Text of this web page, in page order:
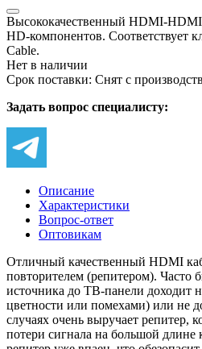
Высококачественный HDMI-HDMI
HD-компонентов. Соответствует
Cable.
Нет в наличии
Срок поставки: Снят с
Задать вопрос специалисту:
Описание
Характеристики
Вопрос-ответ
Оптовикам
Отличный качественный HDMI
повторителем (репитером). Часто
источника до ТВ-панели доходит
цветности или помехами) или не
случаях очень выручает репитер,
потери сигнала на большой длине